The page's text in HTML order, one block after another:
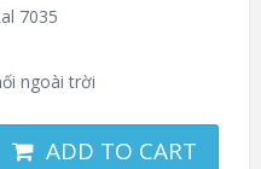
7035
ngoài trời
ADD TO CART